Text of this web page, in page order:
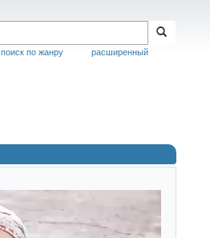
расширенный
поиск по жанру